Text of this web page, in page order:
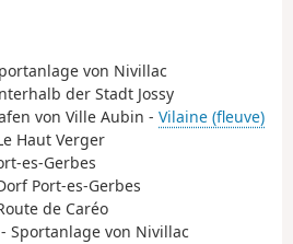
von Nivillac
der Stadt Jossy
von Ville Aubin - Vilaine (fleuve)
Haut Verger
es-Gerbes
Port-es-Gerbes
de Caréo
Sportanlage von Nivillac